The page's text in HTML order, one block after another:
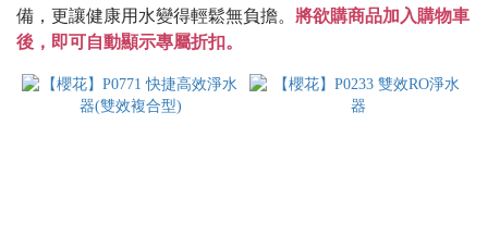
備，更讓健康用水變得輕鬆無負擔。 將欲購商品加入購物車
後，即可自動顯示專屬折扣。